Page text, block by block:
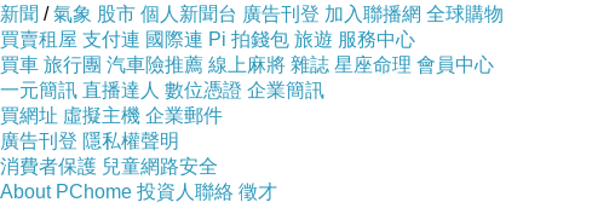
新聞 /氣象 股市 個人新聞台 廣告刊登 加入聯播網 全球購物
買賣租屋 支付連 國際連 Pi 拍錢包 旅遊 服務中心
買車 旅行團 汽車險推薦 線上麻將 雜誌 星座命理 會員中心
一元簡訊 直播達人 數位憑證 企業簡訊
買網址 虛擬主機 企業郵件
廣告刊登 隱私權聲明
消費者保護 兒童網路安全
About PChome 投資人聯絡 徵才